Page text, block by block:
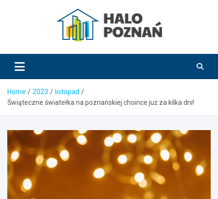
HaloPoznań.pl
Home 2023
listopad
Świąteczne światełka na poznańskiej choince już za kilka dni!